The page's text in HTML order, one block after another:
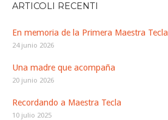
ARTICOLI RECENTI
En memoria de la Primera Maestra Tecla
24 junio 2026
Una madre que acompaña
20 junio 2026
Recordando a Maestra Tecla
10 julio 2025